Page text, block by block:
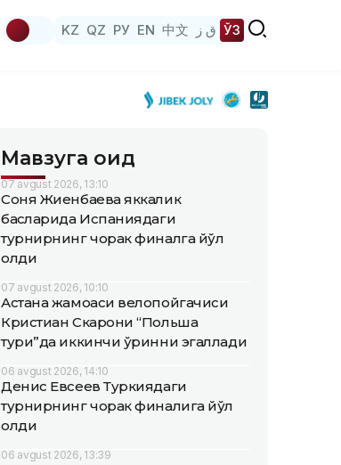
KZ QZ РУ EN 中文 ق ز ЎЗ
Мавзуга оид
07 avgust 2026, 13:10
Соня Жиенбаева яккалик
баҳсларида Испаниядаги
турнирнинг чорак финалга йўл
олди
07 avgust 2026, 10:10
Астана жамоаси велопойгачиси
Кристиан Скарони “Польша
тури”да иккинчи ўринни эгаллади
06 avgust 2026, 14:10
Денис Евсеев Туркиядаги
турнирнинг чорак финалига йўл
олди
06 avgust 2026, 13:39